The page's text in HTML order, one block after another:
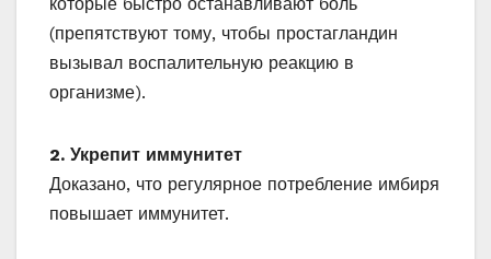
(препятствуют тому, чтобы простагландин
вызывал воспалительную реакцию в
организме).
2. Укрепит иммунитет
Доказано, что регулярное потребление имбиря
повышает иммунитет.